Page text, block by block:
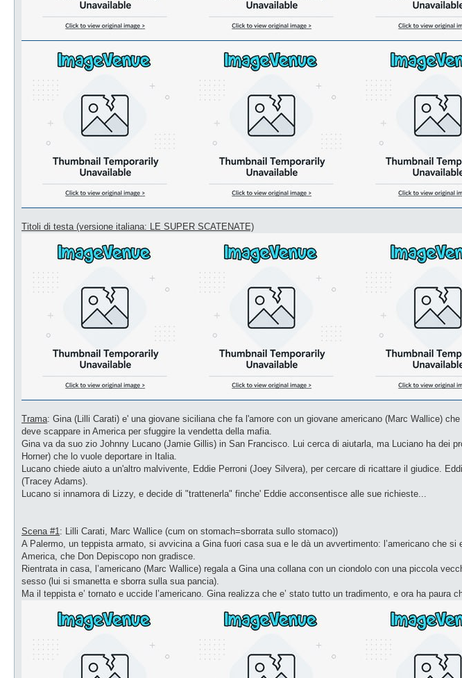
Titoli di testa (versione italiana: LE SUPER SCATENATE)
Trama: Gina (Lilli Carati) e' una giovane siciliana che fa l'amore con un giovane americano (Marc Wallice)
deve scappare in America per sfuggire la vendetta della mafia.
Gina va da suo zio Johnny Lucano (Jamie Gillis) in San Francisco. Lui cerca di aiutarla, ma Luciano ha dei
Horner) che lo vuole deportare in Italia.
Lucano chiede aiuto a un'altro malvivente, Eddie Perroni (Joey Silvera), per cercare di ricattare il giudice.
(Tracey Adams).
Lucano si innamora di Lizzy, e decide di "trattenerla" finche' Eddie acconsentisce alle sue richieste...
Scena #1 : Lilli Carati, Marc Wallice (cum on stomach=sborrata sullo stomaco))
A Palermo, un teppista armato, si avvicina a Gina fuori casa sua e le dà un avvertimento: l’americano che
America, che Don Depiscopo non gradisce.
Rientrata in casa, l’americano (Marc Wallice) regala a Gina una collana con un ciondolo con una piccola
sesso (lui si smanetta e sborra sulla sua pancia).
Ma il teppista e’ tornato e uccide l’americano. Gina realizza che e’ stato tutto un tradimento, e ora ha paura